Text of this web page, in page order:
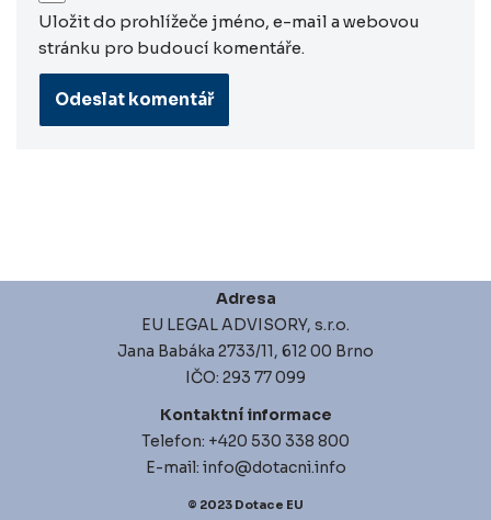
Uložit do prohlížeče jméno, e-mail a webovou
stránku pro budoucí komentáře.
Adresa
EU LEGAL ADVISORY, s.r.o.
Jana Babáka 2733/11, 612 00 Brno
IČO: 293 77 099
Kontaktní informace
Telefon: +420 530 338 800
E-mail: info@dotacni.info
© 2023 Dotace EU